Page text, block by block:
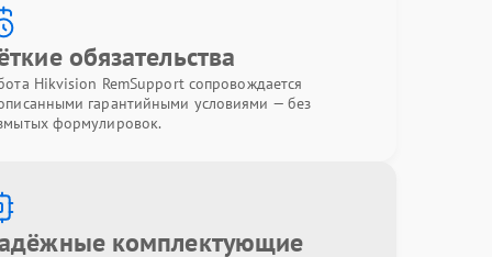
обязательства
Hikvision RemSupport сопровождается
гарантийными условиями — без
формулировок.
комплектующие